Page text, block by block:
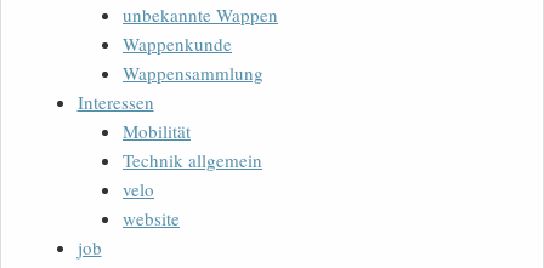
unbekannte Wappen
Wappenkunde
Wappensammlung
Interessen
Mobilität
Technik allgemein
velo
website
job